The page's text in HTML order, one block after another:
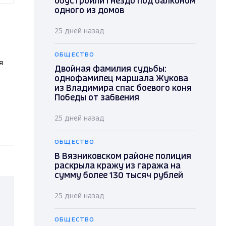
одного из домов
25 дней назад
ОБЩЕСТВО
Двойная фамилия судьбы:
однофамилец маршала Жукова
из Владимира спас боевого коня
Победы от забвения
25 дней назад
ОБЩЕСТВО
В Вязниковском районе полиция
раскрыла кражу из гаража на
сумму более 130 тысяч рублей
25 дней назад
ОБЩЕСТВО